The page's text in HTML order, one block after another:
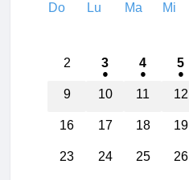
Do Lu Ma Mi
2 3 4 5
9 10 11 12
16 17 18 19
23 24 25 26
01:00